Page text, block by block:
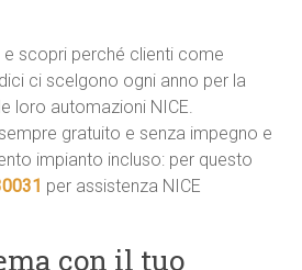
scopri perché clienti come
ci scelgono ogni anno per la
loro automazioni NICE.
gratuito e senza impegno e
impianto incluso: per questo
per assistenza NICE
con il tuo